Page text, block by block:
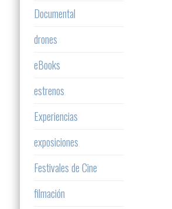
Documental
drones
eBooks
estrenos
Experiencias
exposiciones
Festivales de Cine
filmación